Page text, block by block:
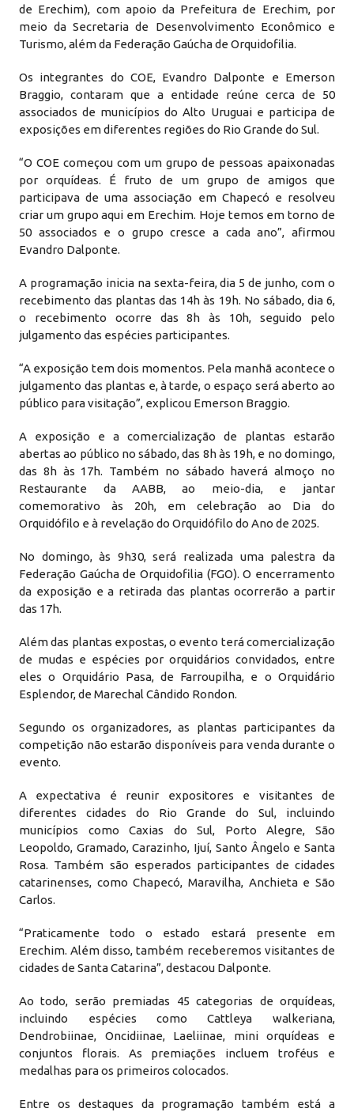
de Erechim), com apoio da Prefeitura de Erechim, por
meio da Secretaria de Desenvolvimento Econômico e
Turismo, além da Federação Gaúcha de Orquidofilia.
Os integrantes do COE, Evandro Dalponte e Emerson
Braggio, contaram que a entidade reúne cerca de 50
associados de municípios do Alto Uruguai e participa de
exposições em diferentes regiões do Rio Grande do Sul.
“O COE começou com um grupo de pessoas apaixonadas
por orquídeas. É fruto de um grupo de amigos que
participava de uma associação em Chapecó e resolveu
criar um grupo aqui em Erechim. Hoje temos em torno de
50 associados e o grupo cresce a cada ano”, afirmou
Evandro Dalponte.
A programação inicia na sexta-feira, dia 5 de junho, com o
recebimento das plantas das 14h às 19h. No sábado, dia 6,
o recebimento ocorre das 8h às 10h, seguido pelo
julgamento das espécies participantes.
“A exposição tem dois momentos. Pela manhã acontece o
julgamento das plantas e, à tarde, o espaço será aberto ao
público para visitação”, explicou Emerson Braggio.
A exposição e a comercialização de plantas estarão
abertas ao público no sábado, das 8h às 19h, e no domingo,
das 8h às 17h. Também no sábado haverá almoço no
Restaurante da AABB, ao meio-dia, e jantar
comemorativo às 20h, em celebração ao Dia do
Orquidófilo e à revelação do Orquidófilo do Ano de 2025.
No domingo, às 9h30, será realizada uma palestra da
Federação Gaúcha de Orquidofilia (FGO). O encerramento
da exposição e a retirada das plantas ocorrerão a partir
das 17h.
Além das plantas expostas, o evento terá comercialização
de mudas e espécies por orquidários convidados, entre
eles o Orquidário Pasa, de Farroupilha, e o Orquidário
Esplendor, de Marechal Cândido Rondon.
Segundo os organizadores, as plantas participantes da
competição não estarão disponíveis para venda durante o
evento.
A expectativa é reunir expositores e visitantes de
diferentes cidades do Rio Grande do Sul, incluindo
municípios como Caxias do Sul, Porto Alegre, São
Leopoldo, Gramado, Carazinho, Ijuí, Santo Ângelo e Santa
Rosa. Também são esperados participantes de cidades
catarinenses, como Chapecó, Maravilha, Anchieta e São
Carlos.
“Praticamente todo o estado estará presente em
Erechim. Além disso, também receberemos visitantes de
cidades de Santa Catarina”, destacou Dalponte.
Ao todo, serão premiadas 45 categorias de orquídeas,
incluindo espécies como Cattleya walkeriana,
Dendrobiinae, Oncidiinae, Laeliinae, mini orquídeas e
conjuntos florais. As premiações incluem troféus e
medalhas para os primeiros colocados.
Entre os destaques da programação também está a